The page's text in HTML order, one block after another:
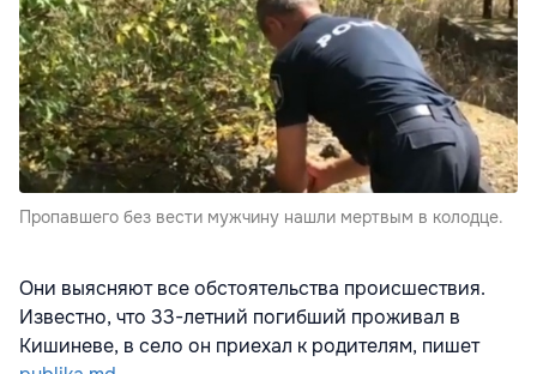
Пропавшего без вести мужчину нашли мертвым в колодце.
Они выясняют все обстоятельства происшествия.
Известно, что 33-летний погибший проживал в
Кишиневе, в село он приехал к родителям, пишет